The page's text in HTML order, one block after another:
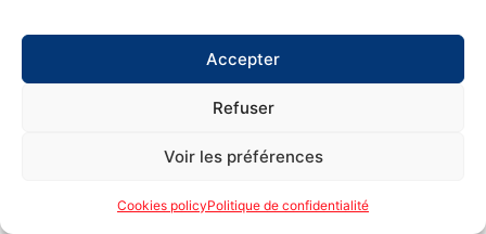
Accepter
Refuser
Voir les préférences
Cookies policyPolitique de confidentialité
[45]Accès et contrôle de vos données
Vous pouvez vérifier, modifier ou
nous envoyant un courriel à
admin@parcequestreolympiquebromont.org